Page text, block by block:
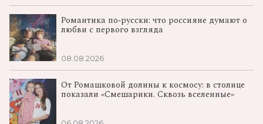
Романтика по‑русски: что россияне думают о
любви с первого взгляда
08.08.2026
От Ромашковой долины к космосу: в столице
показали «Смешарики. Сквозь вселенные»